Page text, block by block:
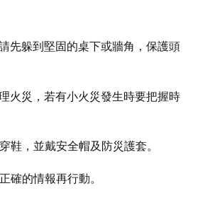
先躲到堅固的桌下或牆角，保護頭
火災，若有小火災發生時要把握時
鞋，並戴安全帽及防災護套。
確的情報再行動。